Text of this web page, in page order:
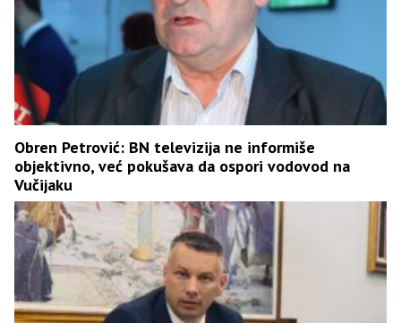
Obren Petrović: BN televizija ne informiše
objektivno, već pokušava da ospori vodovod na
Vučijaku